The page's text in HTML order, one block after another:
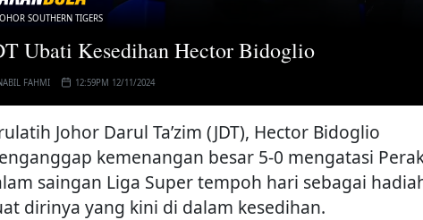
SOUTHERN TIGERS
Ubati Kesedihan Hector Bidoglio
FAHMI 12:59PM 12/11/2024
Johor Darul Ta’zim (JDT), Hector Bidoglio
kemenangan besar 5-0 mengatasi
saingan Liga Super tempoh hari sebagai
dirinya yang kini di dalam kesedihan.